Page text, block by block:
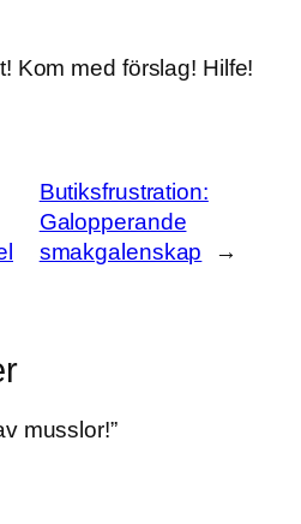
Kom med förslag! Hilfe!
Butiksfrustration:
Galopperande
smakgalenskap
→
musslor!”